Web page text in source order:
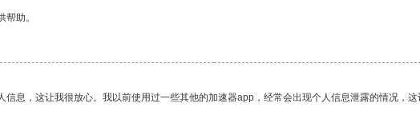
助。
息，这让我很放心。我以前使用过一些其他的加速器app，经常会出现个人信息泄露的情况，这